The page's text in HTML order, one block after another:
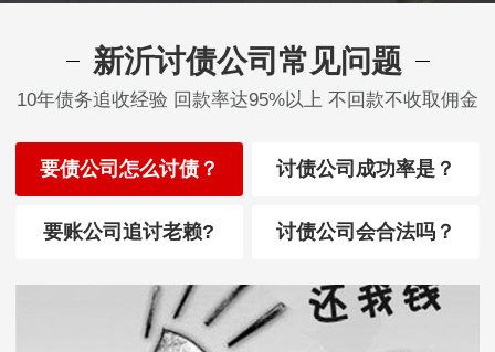
新沂讨债公司常见问题
10年债务追收经验 回款率达95%以上 不回款不收取佣金
要债公司怎么讨债？ 讨债公司成功率是？
要账公司追讨老赖? 讨债公司会合法吗？